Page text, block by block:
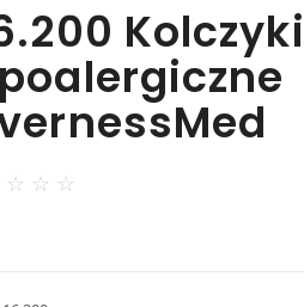
Kolczyki
☆ ☆ ☆